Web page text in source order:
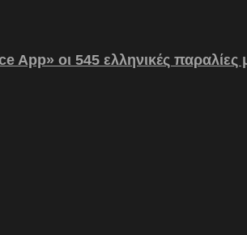
App» οι 545 ελληνικές παραλίες